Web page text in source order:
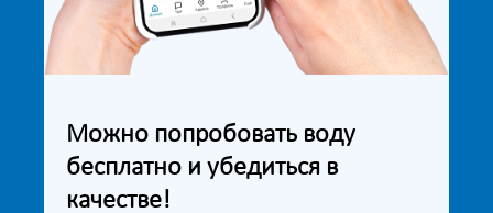
Можно попробовать воду
бесплатно и убедиться в
качестве!